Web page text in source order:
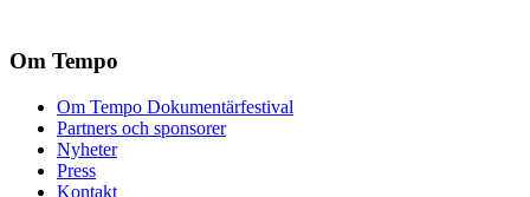
Om Tempo
Om Tempo Dokumentärfestival
Partners och sponsorer
Nyheter
Press
Kontakt